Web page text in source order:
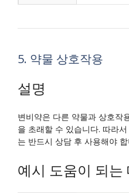
5. 약물 상호작용
설명
변비약은 다른 약물과 상호작
을 초래할 수 있습니다. 따라
는 반드시 상담 후 사용해야
예시 도움이 되는